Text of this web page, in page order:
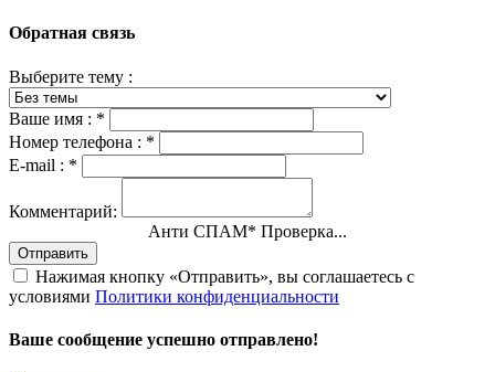
Обратная связь
Выберите тему :
Ваше имя : *
Номер телефона : *
E-mail : *
Комментарий:
Анти СПАМ* Проверка...
Отправить
Нажимая кнопку «Отправить», вы соглашаетесь с
условиями Политики конфиденциальности
Ваше сообщение успешно отправлено!